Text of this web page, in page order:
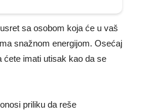
sa osobom koja će u vaš
snažnom energijom. Osećaj
ćete imati utisak kao da se
priliku da reše